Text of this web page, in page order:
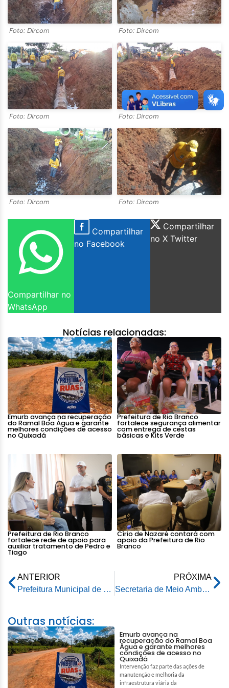
Foto: Dircom Foto: Dircom
Foto: Dircom Foto: Dircom
Foto: Dircom Foto: Dircom
Compartilhar no
WhatsApp
Compartilhar
no Facebook
Compartilhar
no X Twitter
Notícias relacionadas:
Emurb avança na recuperação
do Ramal Boa Água e garante
melhores condições de acesso
no Quixadá
Prefeitura de Rio Branco
fortalece segurança alimentar
com entrega de cestas
básicas e Kits Verde
Prefeitura de Rio Branco
fortalece rede de apoio para
auxiliar tratamento de Pedro e
Tiago
Círio de Nazaré contará com
apoio da Prefeitura de Rio
Branco
ANTERIOR
Prefeitura Municipal de Rio Branco e MPAC se reúnem para falar sobre transporte público
PRÓXIMA
Secretaria de Meio Ambiente trabalha na poda de árvores na parte central de Rio Branco
Outras notícias:
Emurb avança na
recuperação do Ramal Boa
Água e garante melhores
condições de acesso no
Quixadá
Intervenção faz parte das ações de
manutenção e melhoria da
infraestrutura viária da